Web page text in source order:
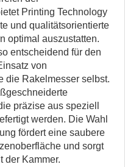
Printing Technology
und qualitätsorientierte
optimal auszustatten.
entscheidend für den
von
die Rakelmesser selbst.
präzise aus speziell
werden. Die Wahl
fördert eine saubere
und sorgt
der Kammer.